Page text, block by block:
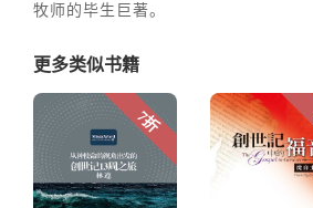
牧师的毕生巨著。
更多类似书籍